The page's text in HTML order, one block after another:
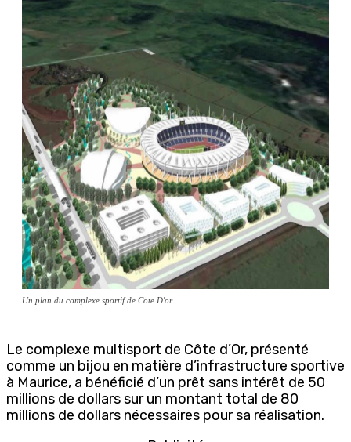
Un plan du complexe sportif de Cote D'or
Le complexe multisport de Côte d’Or, présenté
comme un bijou en matière d’infrastructure sportive
à Maurice, a bénéficié d’un prêt sans intérêt de 50
millions de dollars sur un montant total de 80
millions de dollars nécessaires pour sa réalisation.